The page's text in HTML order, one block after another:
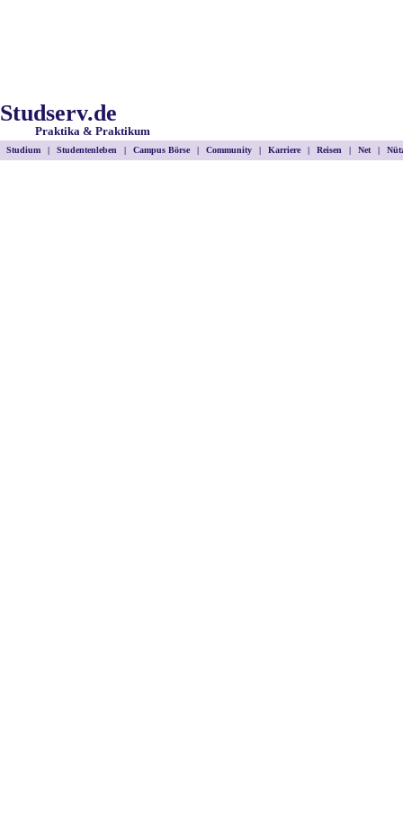
Studserv.de
Praktika & Praktikum
Studium | Studentenleben | Campus Börse | Community | Karriere | Reisen | Net |